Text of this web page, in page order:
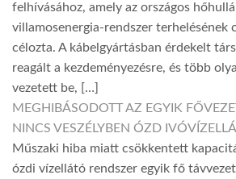
felhívásához, amely az országos
villamosenergia-rendszer terhelésének
célozta. A kábelgyártásban érdekelt
reagált a kezdeményezésre, és több
vezetett be, […]
MEGHIBÁSODOTT AZ EGYIK
NINCS VESZÉLYBEN ÓZD
Műszaki hiba miatt csökkentett
ózdi vízellátó rendszer egyik fő